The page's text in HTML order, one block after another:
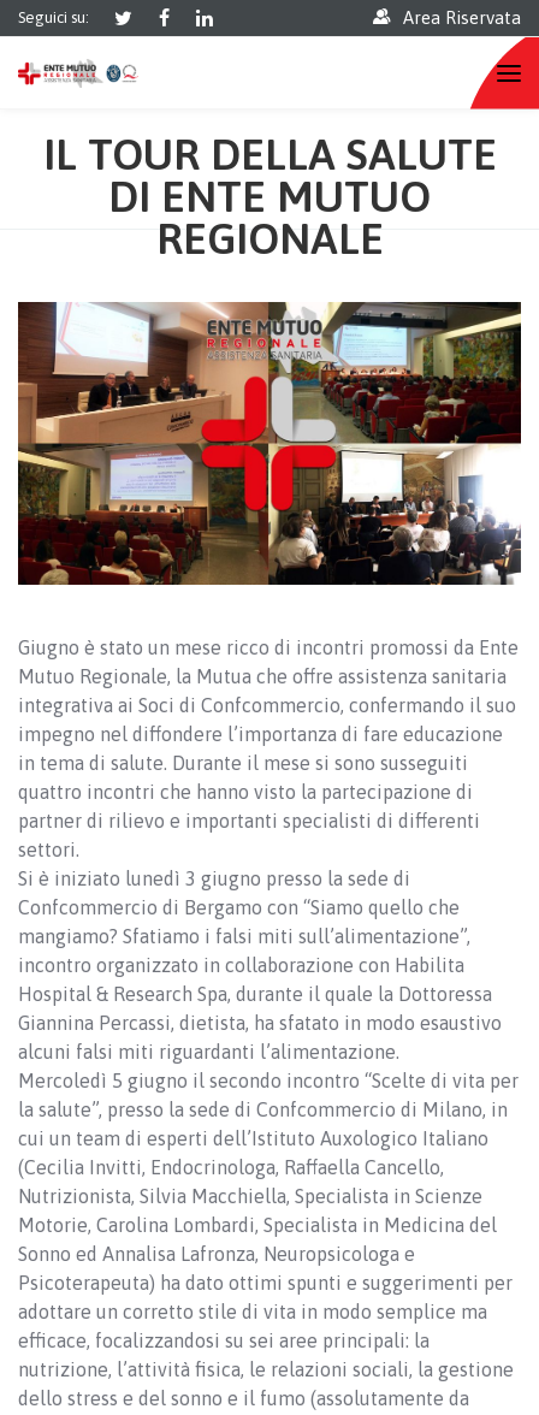
Seguici su: Area Riservata
IL TOUR DELLA SALUTE
DI ENTE MUTUO
REGIONALE
Giugno è stato un mese ricco di incontri promossi da Ente
Mutuo Regionale, la Mutua che offre assistenza sanitaria
integrativa ai Soci di Confcommercio, confermando il suo
impegno nel diffondere l’importanza di fare educazione
in tema di salute. Durante il mese si sono susseguiti
quattro incontri che hanno visto la partecipazione di
partner di rilievo e importanti specialisti di differenti
settori.
Si è iniziato lunedì 3 giugno presso la sede di
Confcommercio di Bergamo con “Siamo quello che
mangiamo? Sfatiamo i falsi miti sull’alimentazione”,
incontro organizzato in collaborazione con Habilita
Hospital & Research Spa, durante il quale la Dottoressa
Giannina Percassi, dietista, ha sfatato in modo esaustivo
alcuni falsi miti riguardanti l’alimentazione.
Mercoledì 5 giugno il secondo incontro “Scelte di vita per
la salute”, presso la sede di Confcommercio di Milano, in
cui un team di esperti dell’Istituto Auxologico Italiano
(Cecilia Invitti, Endocrinologa, Raffaella Cancello,
Nutrizionista, Silvia Macchiella, Specialista in Scienze
Motorie, Carolina Lombardi, Specialista in Medicina del
Sonno ed Annalisa Lafronza, Neuropsicologa e
Psicoterapeuta) ha dato ottimi spunti e suggerimenti per
adottare un corretto stile di vita in modo semplice ma
efficace, focalizzandosi su sei aree principali: la
nutrizione, l’attività fisica, le relazioni sociali, la gestione
dello stress e del sonno e il fumo (assolutamente da